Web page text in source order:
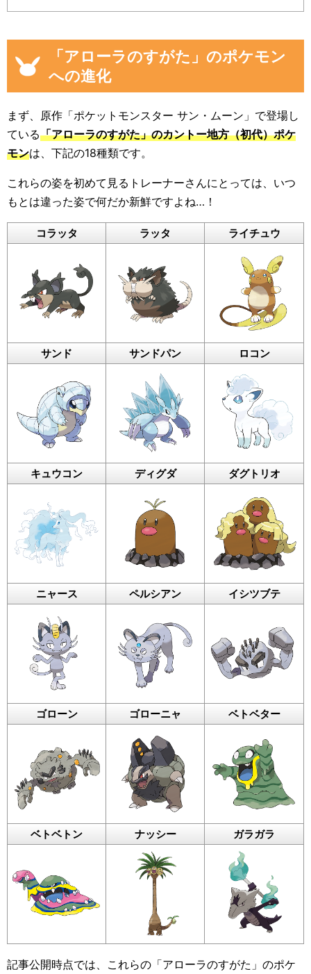
「アローラのすがた」のポケモン
への進化
まず、原作「ポケットモンスター サン・ムーン」で登場し
ている「アローラのすがた」のカントー地方（初代）ポケ
モンは、下記の18種類です。
これらの姿を初めて見るトレーナーさんにとっては、いつ
もとは違った姿で何だか新鮮ですよね…！
コラッタ ラッタ ライチュウ
サンド サンドパン ロコン
キュウコン ディグダ ダグトリオ
ニャース ペルシアン イシツブテ
ゴローン ゴローニャ ベトベター
ベトベトン ナッシー ガラガラ
記事公開時点では、これらの「アローラのすがた」のポケ